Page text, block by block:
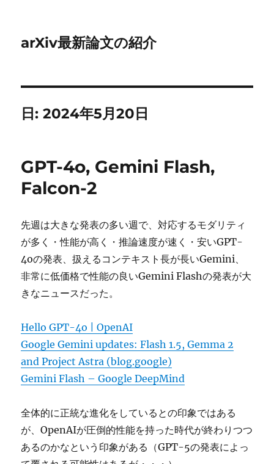
arXiv最新論文の紹介
日:2024年5月20日
GPT-4o, Gemini Flash,
Falcon-2
先週は大きな発表の多い週で、対応するモダリティ
が多く・性能が高く・推論速度が速く・安いGPT-
4oの発表、扱えるコンテキスト長が長いGemini、
非常に低価格で性能の良いGemini Flashの発表が大
きなニュースだった。
Hello GPT-4o | OpenAI
Google Gemini updates: Flash 1.5, Gemma 2
and Project Astra (blog.google)
Gemini Flash – Google DeepMind
全体的に正統な進化をしているとの印象ではある
が、OpenAIが圧倒的性能を持った時代が終わりつつ
あるのかなという印象がある（GPT-5の発表によっ